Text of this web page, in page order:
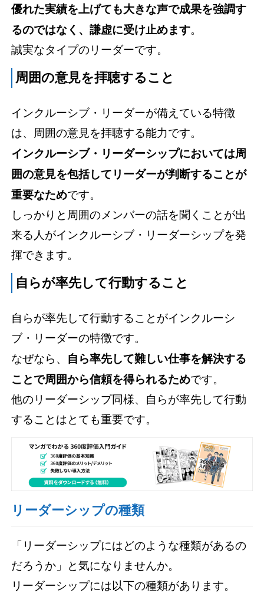
優れた実績を上げても大きな声で成果を強調す
るのではなく、謙虚に受け止めます。
誠実なタイプのリーダーです。
周囲の意見を拝聴すること
インクルーシブ・リーダーが備えている特徴
は、周囲の意見を拝聴する能力です。
インクルーシブ・リーダーシップにおいては周
囲の意見を包括してリーダーが判断することが
重要なためです。
しっかりと周囲のメンバーの話を聞くことが出
来る人がインクルーシブ・リーダーシップを発
揮できます。
自らが率先して行動すること
自らが率先して行動することがインクルーシ
ブ・リーダーの特徴です。
なぜなら、 自ら率先して難しい仕事を解決する
ことで周囲から信頼を得られるためです。
他のリーダーシップ同様、自らが率先して行動
することはとても重要です。
リーダーシップの種類
「リーダーシップにはどのような種類があるの
だろうか」と気になりませんか。
リーダーシップには以下の種類があります。